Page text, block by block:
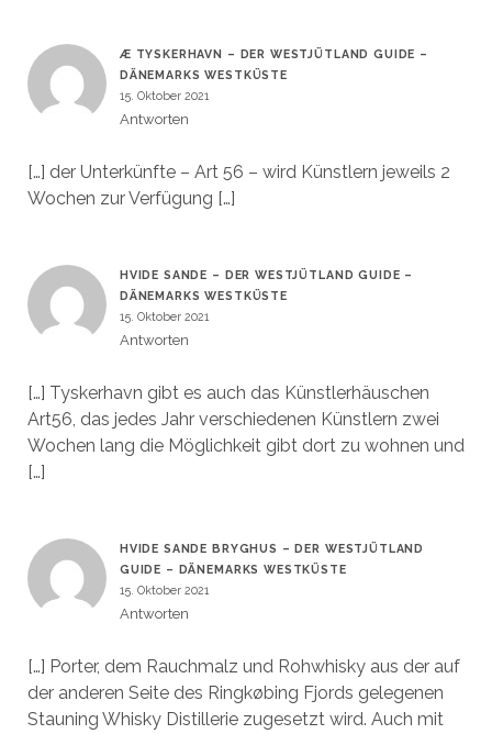
Æ TYSKERHAVN – DER WESTJÜTLAND GUIDE –
DÄNEMARKS WESTKÜSTE
15. Oktober 2021
Antworten
[…] der Unterkünfte – Art 56 – wird Künstlern jeweils 2
Wochen zur Verfügung […]
HVIDE SANDE – DER WESTJÜTLAND GUIDE –
DÄNEMARKS WESTKÜSTE
15. Oktober 2021
Antworten
[…] Tyskerhavn gibt es auch das Künstlerhäuschen
Art56, das jedes Jahr verschiedenen Künstlern zwei
Wochen lang die Möglichkeit gibt dort zu wohnen und
[…]
HVIDE SANDE BRYGHUS – DER WESTJÜTLAND
GUIDE – DÄNEMARKS WESTKÜSTE
15. Oktober 2021
Antworten
[…] Porter, dem Rauchmalz und Rohwhisky aus der auf
der anderen Seite des Ringkøbing Fjords gelegenen
Stauning Whisky Distillerie zugesetzt wird. Auch mit